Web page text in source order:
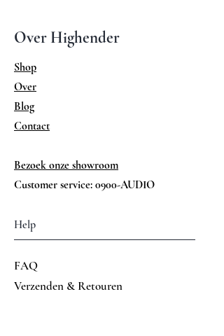
Over Highender
Shop
Over
Blog
Contact
Bezoek onze showroom
Customer service: 0900-AUDIO
Help
FAQ
Verzenden & Retouren